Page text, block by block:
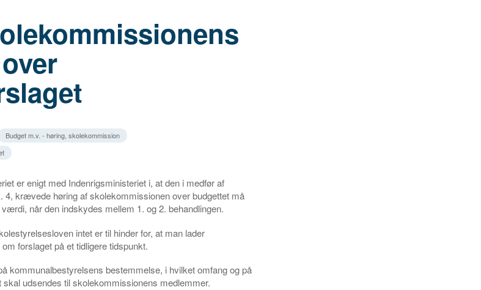
Budget m.v. - høring, skolekommission
er enigt med Indenrigsministeriet i, at den i medfør af
4, krævede høring af skolekommissionen over budgettet må
når den indskydes mellem 1. og 2. behandlingen.
intet er til hinder for, at man lader
forslaget på et tidligere tidspunkt.
kommunalbestyrelsens bestemmelse, i hvilket omfang og på
skal udsendes til skolekommissionens medlemmer.